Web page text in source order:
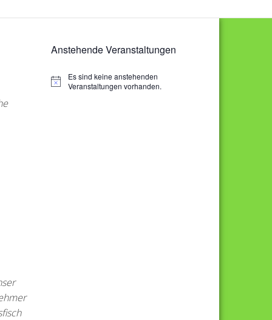
Anstehende Veranstaltungen
H
Es sind keine anstehenden
Veranstaltungen vorhanden.